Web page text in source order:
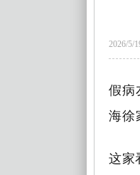
2026/5/
假病
海徐
这家